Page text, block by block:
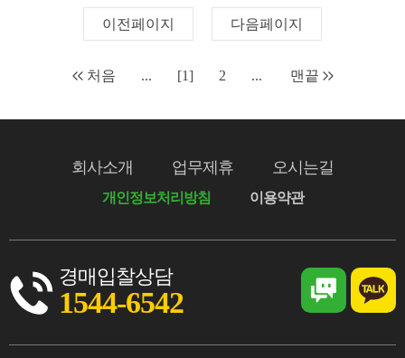
이전페이지 다음페이지
처음 ... [1] 2 ... 맨끝
회사소개 업무제휴 오시는길
개인정보처리방침 이용약관
경매입찰상담
1544-6542